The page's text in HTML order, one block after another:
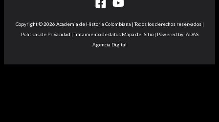
Copyright © 2026 Academia de Historia Colombiana | Todos los derechos reservados |
Politicas de Privacidad | Tratamiento de datos Mapa del Sitio | Powered by: ADAS
Agencia Digital